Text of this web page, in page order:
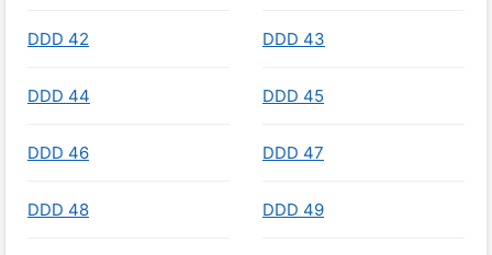
DDD 42 DDD 43
DDD 44 DDD 45
DDD 46 DDD 47
DDD 48 DDD 49